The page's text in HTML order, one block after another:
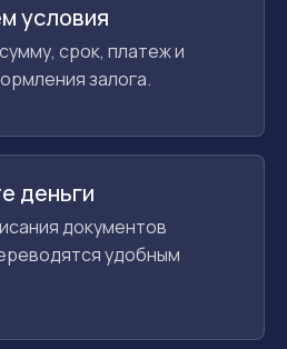
условия
срок, платеж и
залога.
деньги
документов
удобным